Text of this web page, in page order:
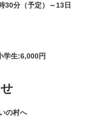
分（予定）～13日
生:6,000円
の村へ